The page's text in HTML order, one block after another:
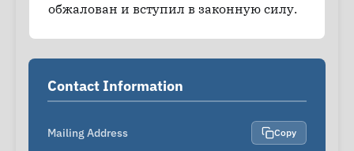
обжалован и вступил в законную силу.
Contact Information
Mailing Address Copy